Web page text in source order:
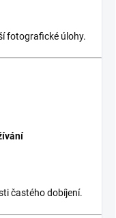
fotografické úlohy.
častého dobíjení.